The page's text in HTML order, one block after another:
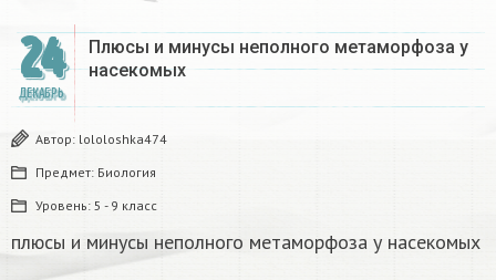
24
ДЕКАБРЬ
Плюсы и минусы неполного метаморфоза у
насекомых​
Автор: lololoshka474
Предмет: Биология
Уровень: 5 - 9 класс
плюсы и минусы неполного метаморфоза у насекомых​